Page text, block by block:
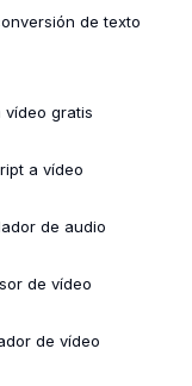
de texto
vídeo gratis
a vídeo
de audio
de vídeo
de vídeo